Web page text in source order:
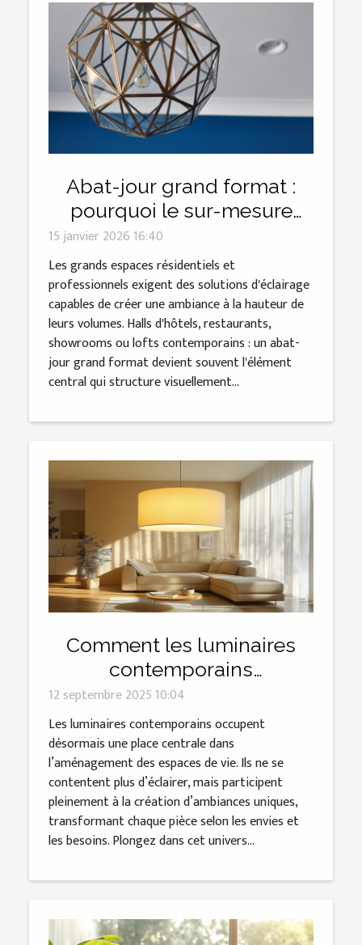
Abat-jour grand format :
pourquoi le sur-mesure
s'impose ?
15 janvier 2026 16:40
Les grands espaces résidentiels et
professionnels exigent des solutions d'éclairage
capables de créer une ambiance à la hauteur de
leurs volumes. Halls d'hôtels, restaurants,
showrooms ou lofts contemporains : un abat-
jour grand format devient souvent l'élément
central qui structure visuellement...
Comment les luminaires
contemporains
transforment-ils les
espaces de vie ?
12 septembre 2025 10:04
Les luminaires contemporains occupent
désormais une place centrale dans
l’aménagement des espaces de vie. Ils ne se
contentent plus d’éclairer, mais participent
pleinement à la création d’ambiances uniques,
transformant chaque pièce selon les envies et
les besoins. Plongez dans cet univers...